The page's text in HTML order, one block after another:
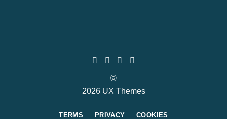
©
2026 UX Themes
TERMS PRIVACY COOKIES